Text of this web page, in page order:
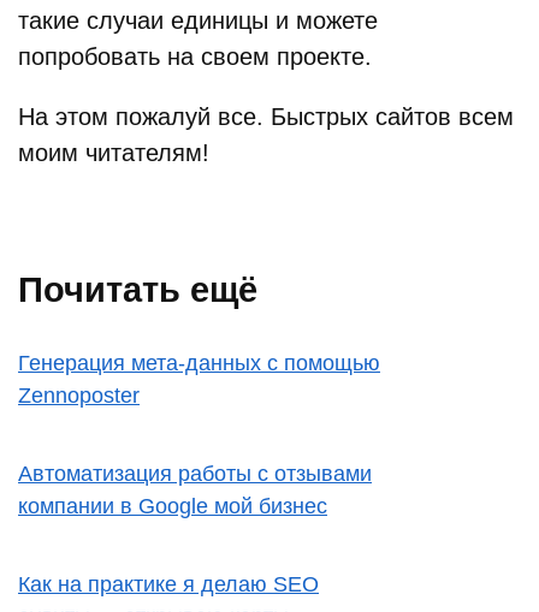
такие случаи единицы и можете
попробовать на своем проекте.
На этом пожалуй все. Быстрых сайтов всем
моим читателям!
Почитать ещё
Генерация мета-данных с помощью
Zennoposter
Автоматизация работы с отзывами
компании в Google мой бизнес
Как на практике я делаю SEO